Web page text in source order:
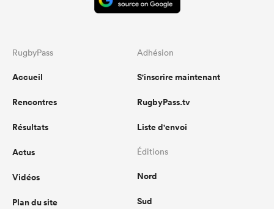
RugbyPass
Accueil
Rencontres
Résultats
Actus
Vidéos
Plan du site
Adhésion
S'inscrire maintenant
RugbyPass.tv
Liste d'envoi
Éditions
Nord
Sud